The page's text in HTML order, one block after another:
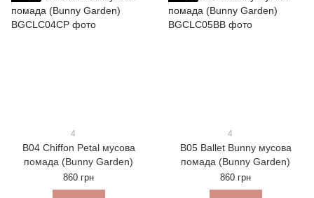
4
B04 Chiffon Petal мусова
помада (Bunny Garden)
860 грн
4
B05 Ballet Bunny мусова
помада (Bunny Garden)
860 грн